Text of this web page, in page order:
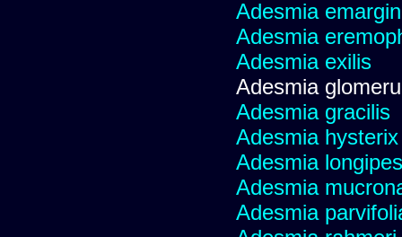
Adesmia
Adesmia
Adesmia exilis
Adesmia
Adesmia gracilis
Adesmia hysterix
Adesmia
Adesmia
Adesmia